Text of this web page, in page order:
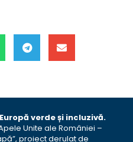
verde și incluzivă.
Unite ale României –
proiect derulat de